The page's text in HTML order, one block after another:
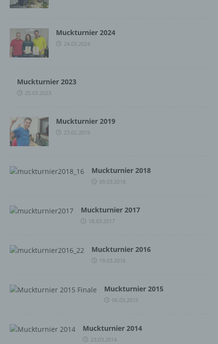
Muckturnier 2024
24.03.2024
Muckturnier 2023
25.03.2023
Muckturnier 2019
23.02.2019
Muckturnier 2018
09.03.2018
Muckturnier 2017
18.03.2017
Muckturnier 2016
19.03.2016
Muckturnier 2015
06.03.2015
Muckturnier 2014
23.03.2014